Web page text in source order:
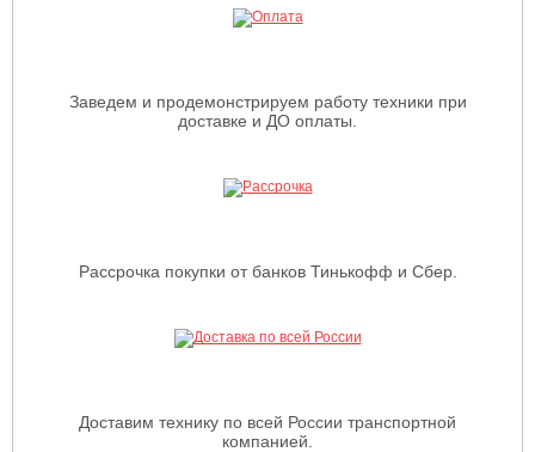
Заведем и продемонстрируем работу техники при
доставке и ДО оплаты.
Рассрочка покупки от банков Тинькофф и Сбер.
Доставим технику по всей России транспортной
компанией.